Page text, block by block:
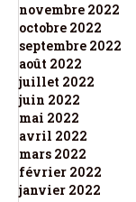
novembre 2022
octobre 2022
septembre 2022
août 2022
juillet 2022
juin 2022
mai 2022
avril 2022
mars 2022
février 2022
janvier 2022